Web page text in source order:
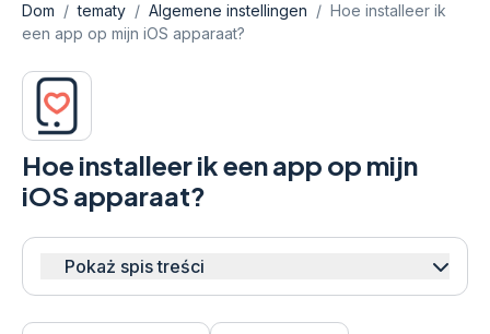
Dom / tematy / Algemene instellingen / Hoe installeer ik
een app op mijn iOS apparaat?
Hoe installeer ik een app op mijn
iOS apparaat?
Pokaż spis treści